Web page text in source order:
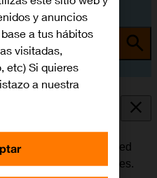
utilizar servicios de la red
SMS y datos móviles.
y anuncios
a tus hábitos
visitadas,
etc) Si quieres
a nuestra